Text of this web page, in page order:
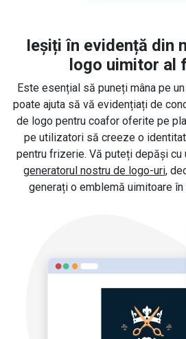
Ieșiți în evidență din
logo uimitor al
Este esențial să puneți mâna pe
poate ajuta să vă evidențiați de
de logo pentru coafor oferite pe
pe utilizatori să creeze o
pentru frizerie. Vă puteți depăși cu
generatorul nostru de logo-uri,
generați o emblemă uimitoare în